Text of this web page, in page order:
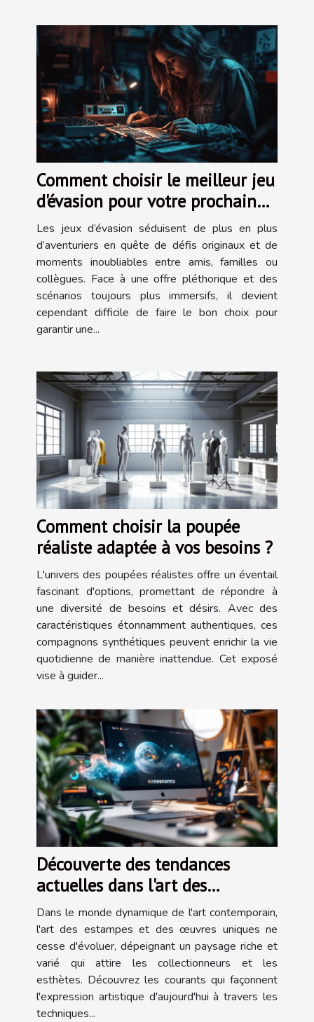
Comment choisir le meilleur jeu
d'évasion pour votre prochaine
aventure ?
Les jeux d’évasion séduisent de plus en plus
d’aventuriers en quête de défis originaux et de
moments inoubliables entre amis, familles ou
collègues. Face à une offre pléthorique et des
scénarios toujours plus immersifs, il devient
cependant difficile de faire le bon choix pour
garantir une...
Comment choisir la poupée
réaliste adaptée à vos besoins ?
L'univers des poupées réalistes offre un éventail
fascinant d'options, promettant de répondre à
une diversité de besoins et désirs. Avec des
caractéristiques étonnamment authentiques, ces
compagnons synthétiques peuvent enrichir la vie
quotidienne de manière inattendue. Cet exposé
vise à guider...
Découverte des tendances
actuelles dans l'art des
estampes et œuvres uniques
Dans le monde dynamique de l'art contemporain,
l'art des estampes et des œuvres uniques ne
cesse d'évoluer, dépeignant un paysage riche et
varié qui attire les collectionneurs et les
esthètes. Découvrez les courants qui façonnent
l'expression artistique d'aujourd'hui à travers les
techniques...